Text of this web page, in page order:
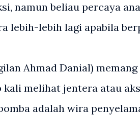
namun beliau percaya
lebih-lebih lagi apabila
Ahmad Danial)
kali melihat jentera atau
adalah wira